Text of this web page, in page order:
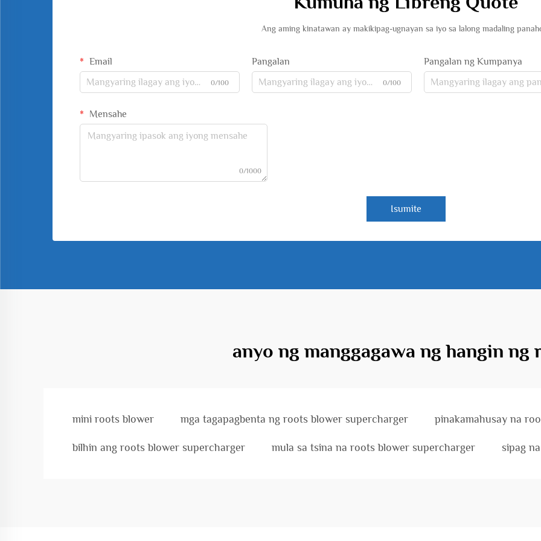
Ang aming kinatawan ay makikipag-ugnayan sa iyo sa lalong madaling
Email
0/100
Pangalan
0/100
Pangalan ng Kumpanya
Mensahe
0/1000
Isumite
anyo ng manggagawa ng hangin ng
mini roots blower mga tagapagbenta ng roots blower supercharger pinakamahusay na
bilhin ang roots blower supercharger mula sa tsina na roots blower supercharger sipag